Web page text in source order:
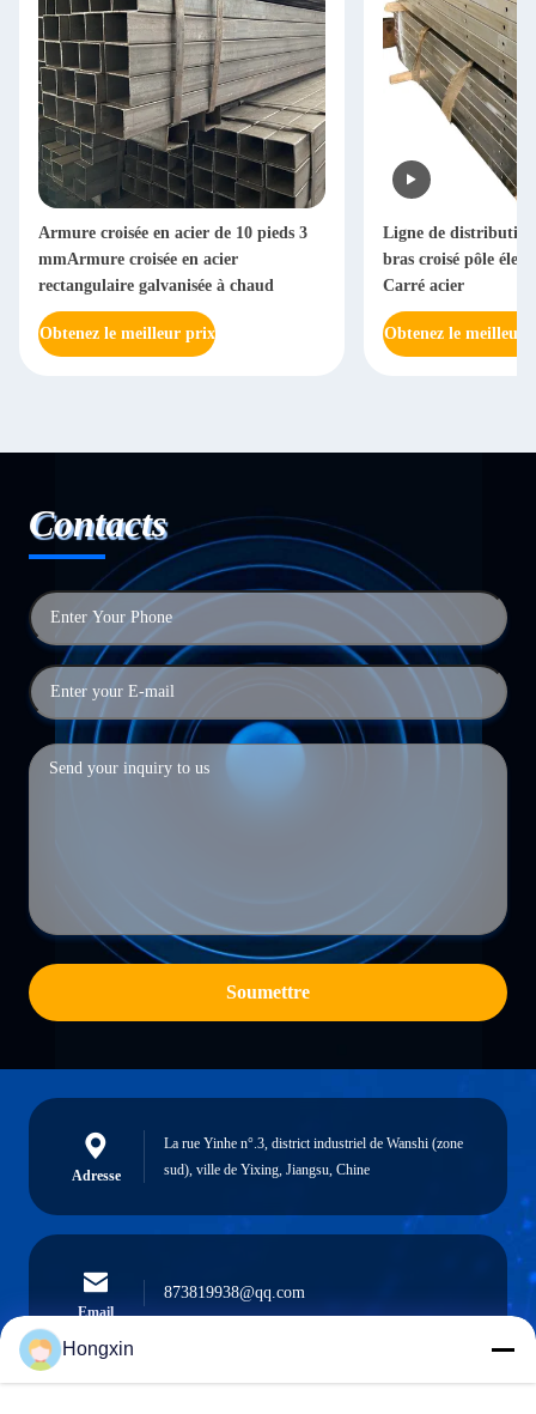
Armure croisée en acier de 10 pieds 3
mmArmure croisée en acier
rectangulaire galvanisée à chaud
Obtenez le meilleur prix
Ligne de
bras croisé pôle
Carré acier
Obtenez le meilleur
Contacts
Soumettre
Adresse
La rue Yinhe n°.3, district industriel de Wanshi (zone
sud), ville de Yixing, Jiangsu, Chine
Email
873819938@qq.com
Hongxin